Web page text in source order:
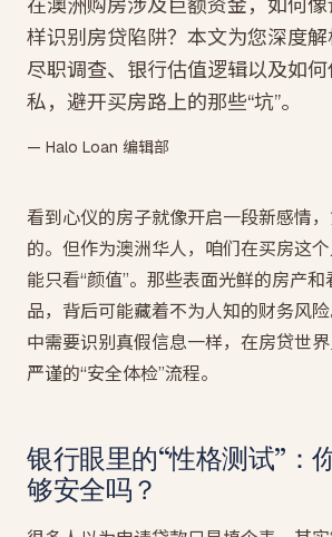
样识别房贷陷阱？本文为您深度
尽职调查、银行估值逻辑以及如
私，避开买房路上的那些“坑”。
— Halo Loan 编辑部
看到心仪的房子就像开启一段新感情
的。但作为澳洲华人，咱们在买房这
能只看“颜值”。那些表面光鲜的房产
品，背后可能藏着不为人知的财务风
中需要识别真假信息一样，在房贷世
严谨的“安全体检”流程。
银行眼里的“性格测试”：
够安全吗？